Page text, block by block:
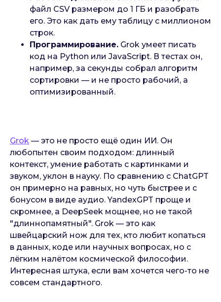
файл CSV размером до 1 ГБ и разобрать
его. Это как дать ему таблицу с миллионом
строк.
Программирование. Grok умеет писать
код на Python или JavaScript. В тестах он,
например, за секунды собрал алгоритм
сортировки — и не просто рабочий, а
оптимизированный.
Grok — это не просто ещё один ИИ. Он
любопытен своим подходом: длинный
контекст, умение работать с картинками и
звуком, уклон в науку. По сравнению с ChatGPT
он примерно на равных, но чуть быстрее и с
бонусом в виде аудио. YandexGPT проще и
скромнее, а DeepSeek мощнее, но не такой
"длиннопамятный". Grok — это как
швейцарский нож для тех, кто любит копаться
в данных, коде или научных вопросах, но с
лёгким налётом космической философии.
Интересная штука, если вам хочется чего-то не
совсем стандартного.